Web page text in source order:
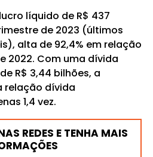
líquido de R$ 437
de 2023 (últimos
alta de 92,4% em relação
2022. Com uma dívida
R$ 3,44 bilhões, a
relação dívida
1,4 vez.
REDES E TENHA MAIS